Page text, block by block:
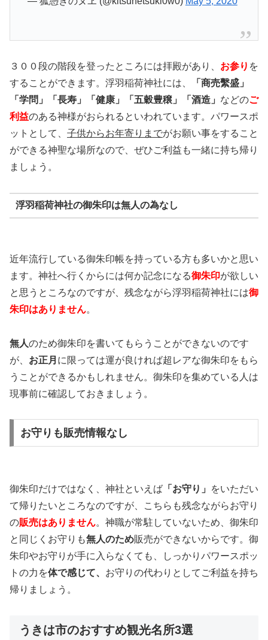
３００段の階段を登ったところには拝殿があり、 お参り を
することができます。浮羽稲荷神社には、
「商売繫盛」
「学問」「長寿」「健康」「五穀豊穣」「酒造」 などのご
利益のある神様がおられるといわれています。パワースポ
ットとして、 子供からお年寄りまでがお願い事をすること
ができる神聖な場所なので、ぜひご利益も一緒に持ち帰り
ましょう。
浮羽稲荷神社の御朱印は無人の為なし
近年流行している御朱印帳を持っている方も多いかと思い
ます。神社へ行くからには何か記念になる御朱印が欲しい
と思うところなのですが、残念ながら浮羽稲荷神社には御
朱印はありません。
無人のため御朱印を書いてもらうことができないのです
が、 お正月 に限っては運が良ければ超レアな御朱印をもら
うことができるかもしれません。御朱印を集めている人は
現事前に確認しておきましょう。
お守りも販売情報なし
御朱印だけではなく、神社といえば 「お守り」
をいただい
て帰りたいところなのですが、こちらも残念ながらお守り
の販売はありません。神職が常駐していないため、御朱印
と同じくお守りも無人のため販売ができないからです。御
朱印やお守りが手に入らなくても、しっかりパワースポッ
トの力を体で感じて、 お守りの代わりとしてご利益を持ち
帰りましょう。
うきは市のおすすめ観光名所3選